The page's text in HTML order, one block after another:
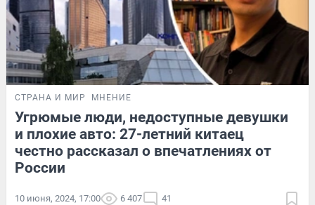
СТРАНА И МИР МНЕНИЕ
Угрюмые люди, недоступные девушки
и плохие авто: 27-летний китаец
честно рассказал о впечатлениях от
России
10 июня, 2024, 17:00 6 407 41